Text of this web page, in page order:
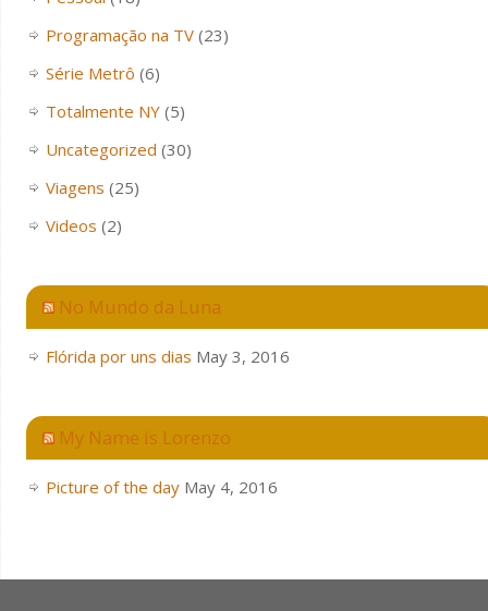
Programação na TV(23)
Série Metrô (6)
Totalmente NY(5)
Uncategorized (30)
Viagens (25)
Videos (2)
No Mundo da Luna
Flórida por uns dias May 3, 2016
My Name is Lorenzo
Picture of the day May 4, 2016